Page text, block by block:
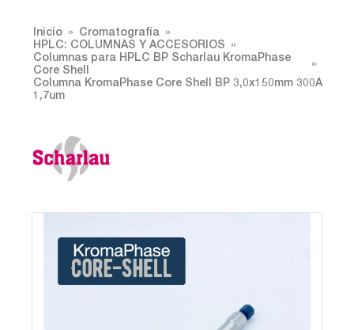
Inicio
Cromatografía
HPLC: COLUMNAS Y ACCESORIOS
Columnas para HPLC BP Scharlau KromaPhase
Core Shell
Columna KromaPhase Core Shell BP 3,0x150mm 300A
1,7um